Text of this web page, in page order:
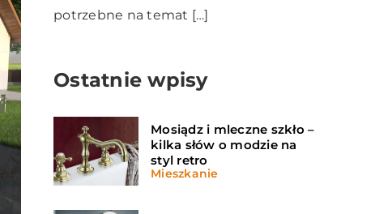
potrzebne na temat […]
Ostatnie wpisy
Mosiądz i mleczne szkło –
kilka słów o modzie na
styl retro
Mieszkanie